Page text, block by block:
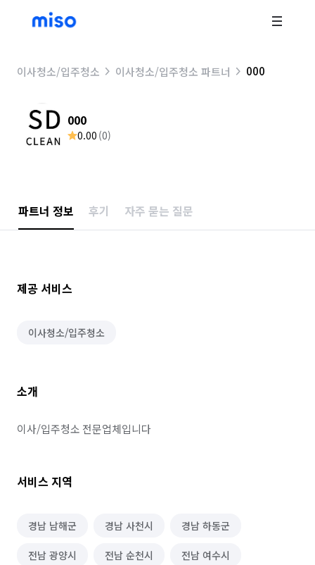
이사청소/입주청소 이사청소/입주청소 파트너 000
000
0.00 (0)
파트너 정보 후기 자주 묻는 질문
제공 서비스
이사청소/입주청소
소개
이사/입주청소 전문업체입니다
서비스 지역
경남 남해군 경남 사천시 경남 하동군
전남 광양시 전남 순천시 전남 여수시